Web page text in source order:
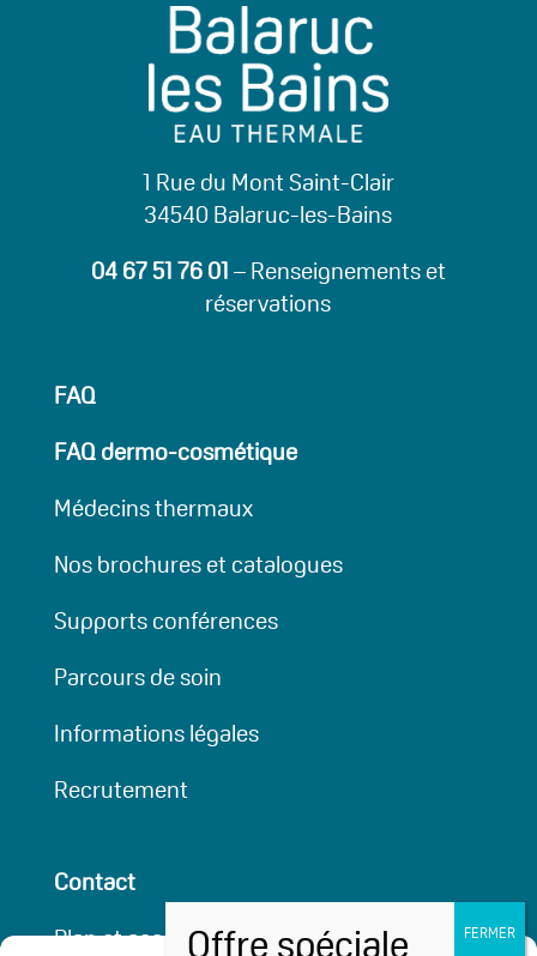
1 Rue du Mont Saint-Clair
34540 Balaruc-les-Bains
04 67 51 76 01– Renseignements et
réservations
FAQ
FAQ dermo-cosmétique
Médecins thermaux
Nos brochures et catalogues
Supports conférences
Parcours de soin
Informations légales
Recrutement
Contact
Plan et accessibilité